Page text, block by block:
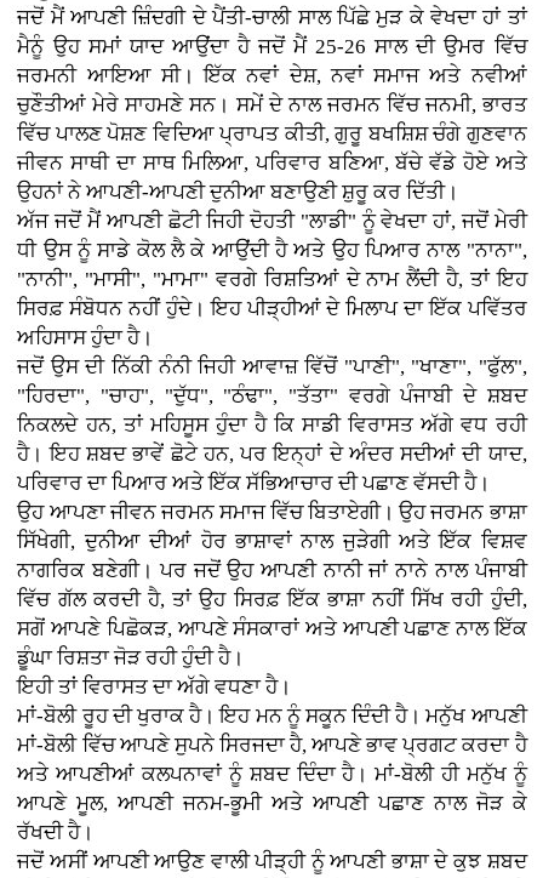
ਜਦੋਂ ਮੈਂ ਆਪਣੀ ਜ਼ਿੰਦਗੀ ਦੇ ਪੈਂਤੀ-ਚਾਲੀ ਸਾਲ ਪਿੱਛੇ ਮੁੜ ਕੇ ਵੇਖਦਾ ਹਾਂ ਤਾਂ
ਮੈਨੂੰ ਉਹ ਸਮਾਂ ਯਾਦ ਆਉਂਦਾ ਹੈ ਜਦੋਂ ਮੈਂ 25-26 ਸਾਲ ਦੀ ਉਮਰ ਵਿੱਚ
ਜਰਮਨੀ ਆਇਆ ਸੀ। ਇੱਕ ਨਵਾਂ ਦੇਸ਼, ਨਵਾਂ ਸਮਾਜ ਅਤੇ ਨਵੀਆਂ
ਚੁਣੌਤੀਆਂ ਮੇਰੇ ਸਾਹਮਣੇ ਸਨ। ਸਮੇਂ ਦੇ ਨਾਲ ਜਰਮਨ ਵਿੱਚ ਜਨਮੀ, ਭਾਰਤ
ਵਿੱਚ ਪਾਲਣ ਪੋਸ਼ਣ ਵਿਦਿਆ ਪ੍ਰਾਪਤ ਕੀਤੀ, ਗੁਰੂ ਬਖਸ਼ਿਸ਼ ਚੰਗੇ ਗੁਣਵਾਨ
ਜੀਵਨ ਸਾਥੀ ਦਾ ਸਾਥ ਮਿਲਿਆ, ਪਰਿਵਾਰ ਬਣਿਆ, ਬੱਚੇ ਵੱਡੇ ਹੋਏ ਅਤੇ
ਉਹਨਾਂ ਨੇ ਆਪਣੀ-ਆਪਣੀ ਦੁਨੀਆ ਬਣਾਉਣੀ ਸ਼ੁਰੂ ਕਰ ਦਿੱਤੀ।
ਅੱਜ ਜਦੋਂ ਮੈਂ ਆਪਣੀ ਛੋਟੀ ਜਿਹੀ ਦੋਹਤੀ "ਲਾਡੀ" ਨੂੰ ਵੇਖਦਾ ਹਾਂ, ਜਦੋਂ ਮੇਰੀ
ਧੀ ਉਸ ਨੂੰ ਸਾਡੇ ਕੋਲ ਲੈ ਕੇ ਆਉਂਦੀ ਹੈ ਅਤੇ ਉਹ ਪਿਆਰ ਨਾਲ "ਨਾਨਾ",
"ਨਾਨੀ", "ਮਾਸੀ", "ਮਾਮਾ" ਵਰਗੇ ਰਿਸ਼ਤਿਆਂ ਦੇ ਨਾਮ ਲੈਂਦੀ ਹੈ, ਤਾਂ ਇਹ
ਸਿਰਫ਼ ਸੰਬੋਧਨ ਨਹੀਂ ਹੁੰਦੇ। ਇਹ ਪੀੜ੍ਹੀਆਂ ਦੇ ਮਿਲਾਪ ਦਾ ਇੱਕ ਪਵਿੱਤਰ
ਅਹਿਸਾਸ ਹੁੰਦਾ ਹੈ।
ਜਦੋਂ ਉਸ ਦੀ ਨਿੱਕੀ ਨੰਨੀ ਜਿਹੀ ਆਵਾਜ਼ ਵਿੱਚੋਂ "ਪਾਣੀ", "ਖਾਣਾ", "ਫੁੱਲ",
"ਹਿਰਦਾ", "ਚਾਹ", "ਦੁੱਧ", "ਠੰਢਾ", "ਤੱਤਾ" ਵਰਗੇ ਪੰਜਾਬੀ ਦੇ ਸ਼ਬਦ
ਨਿਕਲਦੇ ਹਨ, ਤਾਂ ਮਹਿਸੂਸ ਹੁੰਦਾ ਹੈ ਕਿ ਸਾਡੀ ਵਿਰਾਸਤ ਅੱਗੇ ਵਧ ਰਹੀ
ਹੈ। ਇਹ ਸ਼ਬਦ ਭਾਵੇਂ ਛੋਟੇ ਹਨ, ਪਰ ਇਨ੍ਹਾਂ ਦੇ ਅੰਦਰ ਸਦੀਆਂ ਦੀ ਯਾਦ,
ਪਰਿਵਾਰ ਦਾ ਪਿਆਰ ਅਤੇ ਇੱਕ ਸੱਭਿਆਚਾਰ ਦੀ ਪਛਾਣ ਵੱਸਦੀ ਹੈ।
ਉਹ ਆਪਣਾ ਜੀਵਨ ਜਰਮਨ ਸਮਾਜ ਵਿੱਚ ਬਿਤਾਏਗੀ। ਉਹ ਜਰਮਨ ਭਾਸ਼ਾ
ਸਿੱਖੇਗੀ, ਦੁਨੀਆ ਦੀਆਂ ਹੋਰ ਭਾਸ਼ਾਵਾਂ ਨਾਲ ਜੁੜੇਗੀ ਅਤੇ ਇੱਕ ਵਿਸ਼ਵ
ਨਾਗਰਿਕ ਬਣੇਗੀ। ਪਰ ਜਦੋਂ ਉਹ ਆਪਣੀ ਨਾਨੀ ਜਾਂ ਨਾਨੇ ਨਾਲ ਪੰਜਾਬੀ
ਵਿੱਚ ਗੱਲ ਕਰਦੀ ਹੈ, ਤਾਂ ਉਹ ਸਿਰਫ਼ ਇੱਕ ਭਾਸ਼ਾ ਨਹੀਂ ਸਿੱਖ ਰਹੀ ਹੁੰਦੀ,
ਸਗੋਂ ਆਪਣੇ ਪਿਛੋਕੜ, ਆਪਣੇ ਸੰਸਕਾਰਾਂ ਅਤੇ ਆਪਣੀ ਪਛਾਣ ਨਾਲ ਇੱਕ
ਡੂੰਘਾ ਰਿਸ਼ਤਾ ਜੋੜ ਰਹੀ ਹੁੰਦੀ ਹੈ।
ਇਹੀ ਤਾਂ ਵਿਰਾਸਤ ਦਾ ਅੱਗੇ ਵਧਣਾ ਹੈ।
ਮਾਂ-ਬੋਲੀ ਰੂਹ ਦੀ ਖੁਰਾਕ ਹੈ। ਇਹ ਮਨ ਨੂੰ ਸਕੂਨ ਦਿੰਦੀ ਹੈ। ਮਨੁੱਖ ਆਪਣੀ
ਮਾਂ-ਬੋਲੀ ਵਿੱਚ ਆਪਣੇ ਸੁਪਨੇ ਸਿਰਜਦਾ ਹੈ, ਆਪਣੇ ਭਾਵ ਪ੍ਰਗਟ ਕਰਦਾ ਹੈ
ਅਤੇ ਆਪਣੀਆਂ ਕਲਪਨਾਵਾਂ ਨੂੰ ਸ਼ਬਦ ਦਿੰਦਾ ਹੈ। ਮਾਂ-ਬੋਲੀ ਹੀ ਮਨੁੱਖ ਨੂੰ
ਆਪਣੇ ਮੂਲ, ਆਪਣੀ ਜਨਮ-ਭੂਮੀ ਅਤੇ ਆਪਣੀ ਪਛਾਣ ਨਾਲ ਜੋੜ ਕੇ
ਰੱਖਦੀ ਹੈ।
ਜਦੋਂ ਅਸੀਂ ਆਪਣੀ ਆਉਣ ਵਾਲੀ ਪੀੜ੍ਹੀ ਨੂੰ ਆਪਣੀ ਭਾਸ਼ਾ ਦੇ ਕੁਝ ਸ਼ਬਦ